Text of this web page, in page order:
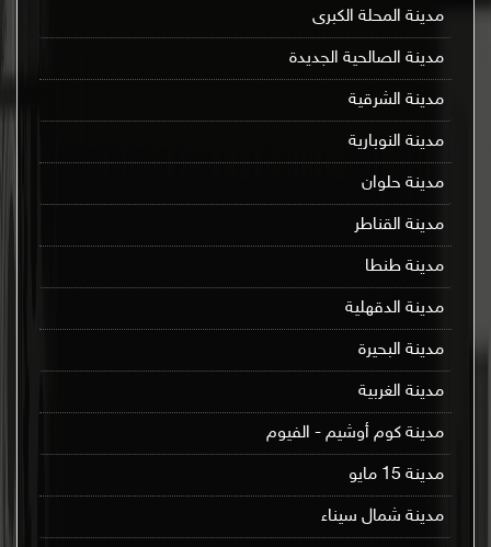
مدينة المحلة الكبرى
مدينة الصالحية الجديدة
مدينة الشرقية
مدينة النوبارية
مدينة حلوان
مدينة القناطر
مدينة طنطا
مدينة الدقهلية
مدينة البحيرة
مدينة الغربية
مدينة كوم أوشيم - الفيوم
مدينة 15 مايو
مدينة شمال سيناء